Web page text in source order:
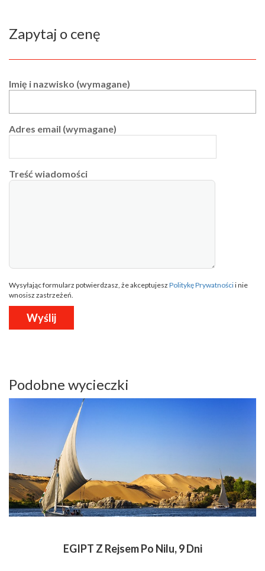
Zapytaj o cenę
Imię i nazwisko (wymagane)
Adres email (wymagane)
Treść wiadomości
Wysyłając formularz potwierdzasz, że akceptujesz Politykę Prywatnościi nie
wnosisz zastrzeżeń.
Podobne wycieczki
EGIPT Z Rejsem Po Nilu, 9 Dni